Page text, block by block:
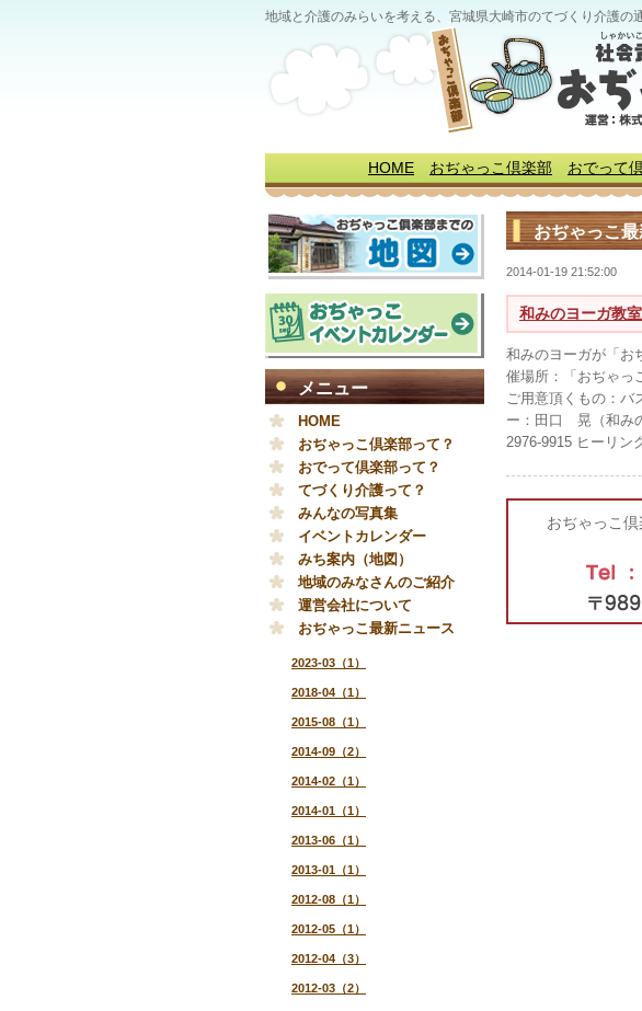
地域と介護のみらいを考える、宮城県大崎市のてづくり介護の
HOME おぢゃっこ倶楽部 おでって
おぢゃっこ
2014-01-19 21:52:00
和みのヨーガ教
和みのヨーガが「お
催場所：「おぢゃっ
ご用意頂くもの：
ー：田口 晃（和
2976-9915 ヒーリン
おぢゃっこ
メニュー
HOME
おぢゃっこ倶楽部って？
おでって倶楽部って？
てづくり介護って？
みんなの写真集
イベントカレンダー
みち案内（地図）
地域のみなさんのご紹介
運営会社について
おぢゃっこ最新ニュース
2023-03（1）
2018-04（1）
2015-08（1）
2014-09（2）
2014-02（1）
2014-01（1）
2013-06（1）
2013-01（1）
2012-08（1）
2012-05（1）
2012-04（3）
2012-03（2）